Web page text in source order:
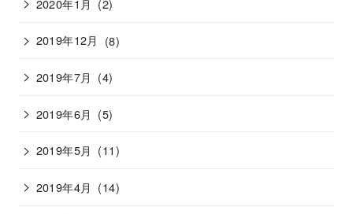
2020年1月 (2)
2019年12月 (8)
2019年7月 (4)
2019年6月 (5)
2019年5月 (11)
2019年4月 (14)